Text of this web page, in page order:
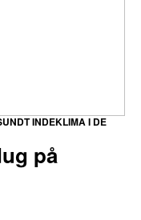
på
INDEKLIMA I DE